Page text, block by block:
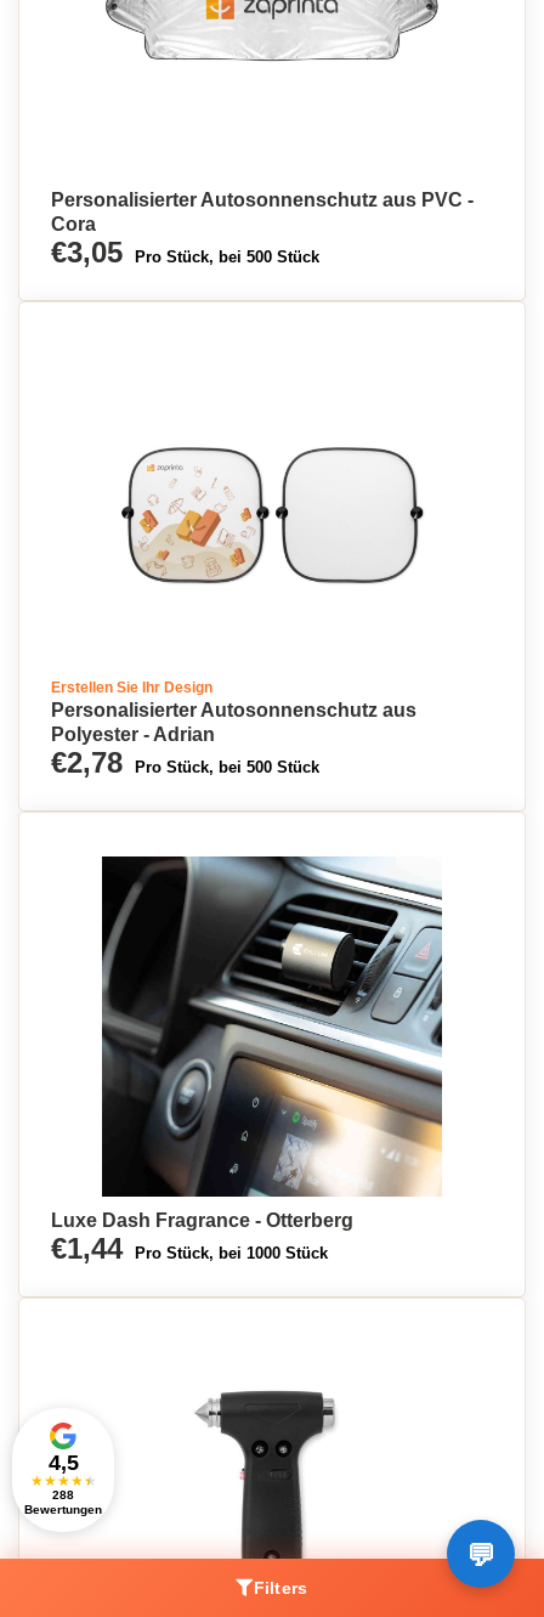
Personalisierter Autosonnenschutz aus PVC -
Cora
€3,05 Pro Stück, bei 500 Stück
Erstellen Sie Ihr Design
Personalisierter Autosonnenschutz aus
Polyester - Adrian
€2,78 Pro Stück, bei 500 Stück
Luxe Dash Fragrance - Otterberg
€1,44 Pro Stück, bei 1000 Stück
Filters
4,5
★★★★★
288
Bewertungen